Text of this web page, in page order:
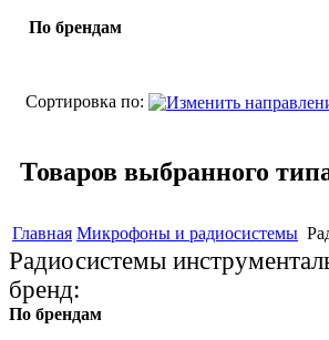
По брендам
Сортировка по:
Товаров выбранного
Главная Микрофоны и радиосистемы
Радиосистемы
бренд:
По брендам